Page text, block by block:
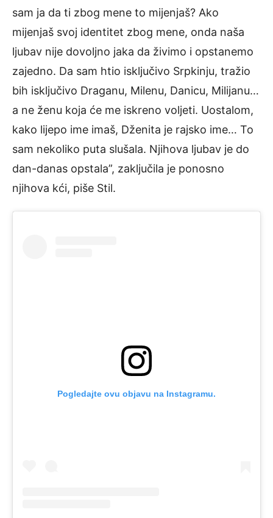
sam ja da ti zbog mene to mijenjaš? Ako
mijenjaš svoj identitet zbog mene, onda naša
ljubav nije dovoljno jaka da živimo i opstanemo
zajedno. Da sam htio isključivo Srpkinju, tražio
bih isključivo Draganu, Milenu, Danicu, Milijanu…
a ne ženu koja će me iskreno voljeti. Uostalom,
kako lijepo ime imaš, Dženita je rajsko ime… To
sam nekoliko puta slušala. Njihova ljubav je do
dan-danas opstala”, zaključila je ponosno
njihova kći, piše Stil.
Pogledajte ovu objavu na Instagramu.